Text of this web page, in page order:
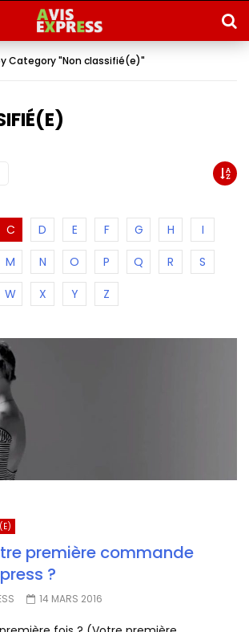
Category "Non classifié(e)"
C D E F G H
I
M N O P Q R
S
W X Y Z
première commande
?
14 MARS 2016